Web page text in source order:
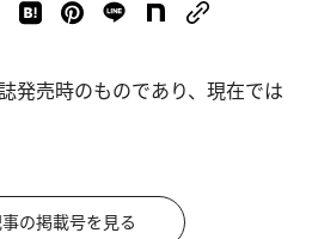
発売時のものであり、現在では
の掲載号を見る